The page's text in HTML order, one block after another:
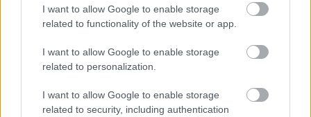
I want to allow Google to enable storage
related to functionality of the website or app.
I want to allow Google to enable storage
related to personalization.
I want to allow Google to enable storage
related to security, including authentication
A McLarenek és a Mercedesek a közepesen jönnek ki,
spórolnak a lágyakkal, Perez viszont lágyon, akárcsak a
mögötte érkező Verstappen.